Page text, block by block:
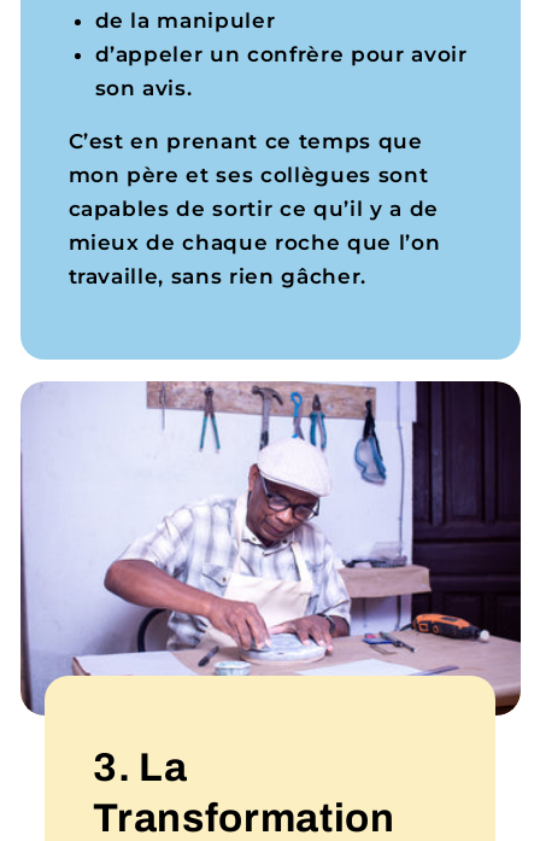
de la manipuler
d’appeler un confrère pour avoir
son avis.
C’est en prenant ce temps que
mon père et ses collègues sont
capables de sortir ce qu’il y a de
mieux de chaque roche que l’on
travaille, sans rien gâcher.
3. La
Transformation